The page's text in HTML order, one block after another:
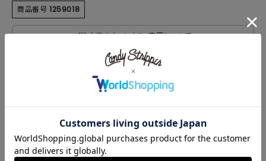
商品番号 1259018
ご注文後のキャンセル・変更について
RECOMMEND ITEM